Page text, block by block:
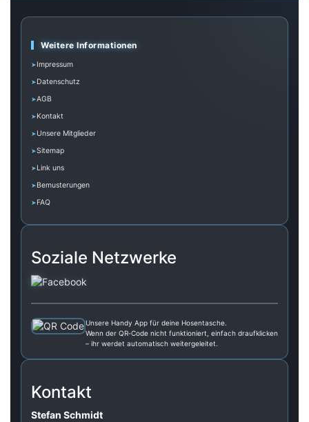
Weitere Informationen
Impressum
Datenschutz
AGB
Kontakt
Unsere Mitglieder
Sitemap
Link uns
Bemusterungen
FAQ
Soziale Netzwerke
Unsere Handy App für deine Hosentasche.
Wenn der QR‑Code nicht funktioniert, einfach draufklicken
– ihr werdet automatisch weitergeleitet.
Kontakt
Stefan Schmidt